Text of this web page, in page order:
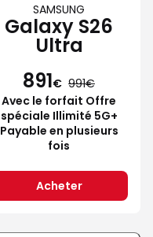
SAMSUNG
Galaxy S26
Ultra
891€ 991
Avec le forfait Offre
spéciale Illimité 5G+
Payable en plusieurs
fois
Acheter